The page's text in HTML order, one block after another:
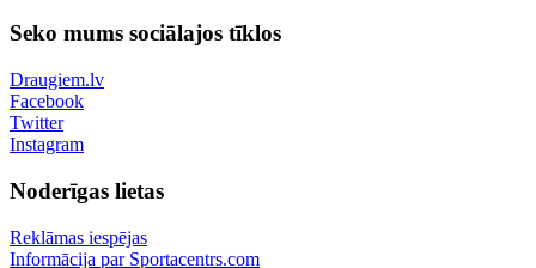
Seko mums sociālajos tīklos
Draugiem.lv
Facebook
Twitter
Instagram
Noderīgas lietas
Reklāmas iespējas
Informācija par Sportacentrs.com